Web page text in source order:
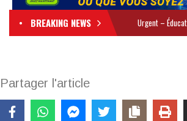
BREAKING NEWS
Partager l'article